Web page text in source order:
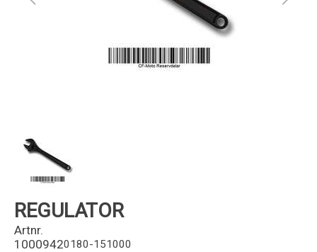
Sprängskisser
REGULATOR
Artnr.
10009420180-151000